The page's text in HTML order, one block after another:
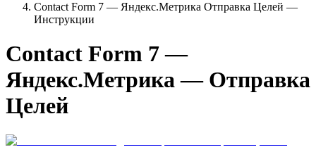
Contact Form 7 — Яндекс.Метрика Отправка Целей —
Инструкции
Contact Form 7 —
Яндекс.Метрика — Отправка
Целей